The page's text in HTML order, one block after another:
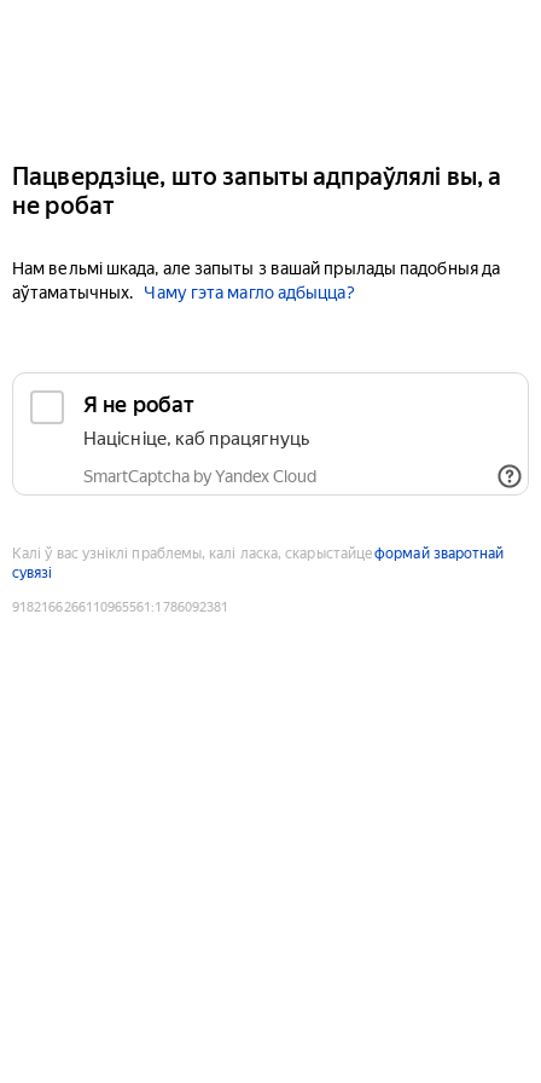
Пацвердзіце, што запыты адпраўлялі вы, а
не робат
Нам вельмі шкада, але запыты з вашай прылады падобныя да
аўтаматычных.
Чаму гэта магло адбыцца?
Я не робат
Націсніце, каб працягнуць
SmartCaptcha by Yandex Cloud
Калі ў вас узніклі праблемы, калі ласка, скарыстайцеформай зваротнай
сувязі
9182166266110965561 :1786092381